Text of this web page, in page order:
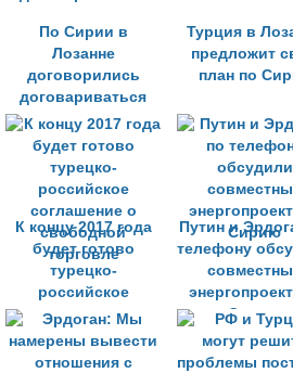
По Сирии в
Лозанне
договорились
договариваться
Турция в
предложит
план по
К концу 2017 года
будет готово
турецко-
российское
соглашение о
свободной
торговле
Путин и
телефону
Сирию